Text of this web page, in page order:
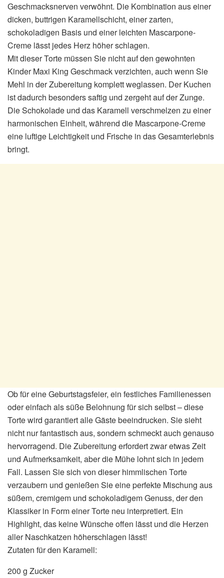
Geschmacksnerven verwöhnt. Die Kombination aus einer
dicken, buttrigen Karamellschicht, einer zarten,
schokoladigen Basis und einer leichten Mascarpone-
Creme lässt jedes Herz höher schlagen.
Mit dieser Torte müssen Sie nicht auf den gewohnten
Kinder Maxi King Geschmack verzichten, auch wenn Sie
Mehl in der Zubereitung komplett weglassen. Der Kuchen
ist dadurch besonders saftig und zergeht auf der Zunge.
Die Schokolade und das Karamell verschmelzen zu einer
harmonischen Einheit, während die Mascarpone-Creme
eine luftige Leichtigkeit und Frische in das Gesamterlebnis
bringt.
Ob für eine Geburtstagsfeier, ein festliches Familienessen
oder einfach als süße Belohnung für sich selbst – diese
Torte wird garantiert alle Gäste beeindrucken. Sie sieht
nicht nur fantastisch aus, sondern schmeckt auch genauso
hervorragend. Die Zubereitung erfordert zwar etwas Zeit
und Aufmerksamkeit, aber die Mühe lohnt sich in jedem
Fall. Lassen Sie sich von dieser himmlischen Torte
verzaubern und genießen Sie eine perfekte Mischung aus
süßem, cremigem und schokoladigem Genuss, der den
Klassiker in Form einer Torte neu interpretiert. Ein
Highlight, das keine Wünsche offen lässt und die Herzen
aller Naschkatzen höherschlagen lässt!
Zutaten für den Karamell:
200 g Zucker